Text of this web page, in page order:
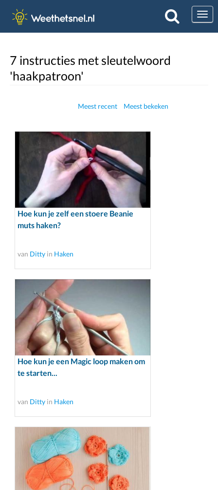
7 instructies met sleutelwoord
'haakpatroon'
Meest recent Meest bekeken
Hoe kun je zelf een stoere Beanie
muts haken?
van Ditty in Haken
Hoe kun je een Magic loop maken om
te starten...
van Ditty in Haken